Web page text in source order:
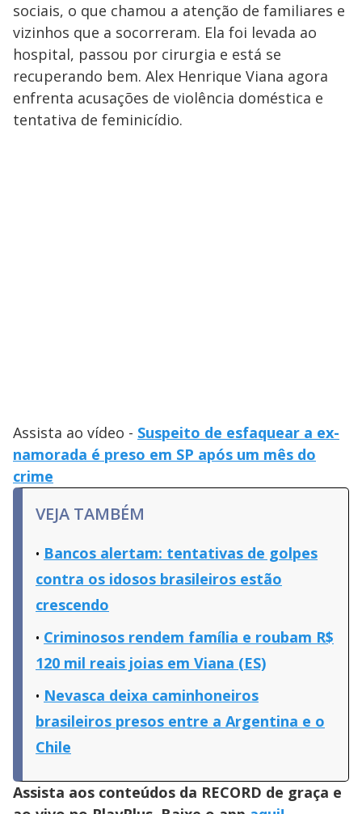
sociais, o que chamou a atenção de familiares e
vizinhos que a socorreram. Ela foi levada ao
hospital, passou por cirurgia e está se
recuperando bem. Alex Henrique Viana agora
enfrenta acusações de violência doméstica e
tentativa de feminicídio.
Assista ao vídeo - Suspeito de esfaquear a ex-
namorada é preso em SP após um mês do
crime
VEJA TAMBÉM
Bancos alertam: tentativas de golpes
contra os idosos brasileiros estão
crescendo
Criminosos rendem família e roubam R$
120 mil reais joias em Viana (ES)
Nevasca deixa caminhoneiros
brasileiros presos entre a Argentina e o
Chile
Assista aos conteúdos da RECORD de graça e